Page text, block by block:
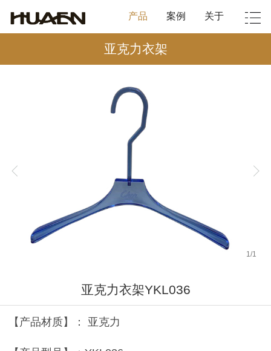
产品 案例 关于
亚克力衣架
1 /1
亚克力衣架YKL036
【产品材质】： 亚克力